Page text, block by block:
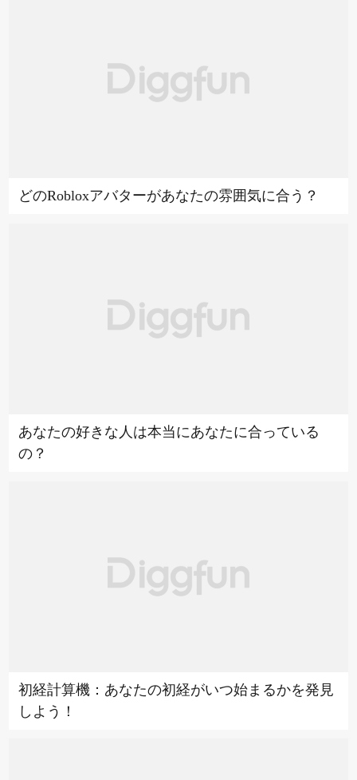
どのRobloxアバターがあなたの雰囲気に合う？
あなたの好きな人は本当にあなたに合っている
の？
初経計算機：あなたの初経がいつ始まるかを発見
しよう！